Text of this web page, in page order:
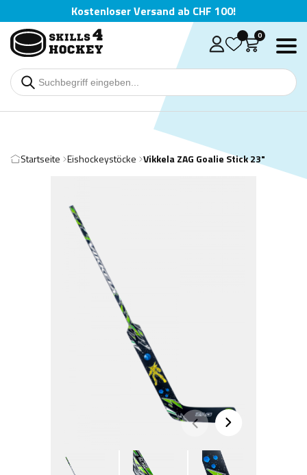
Kostenloser Versand ab CHF 100!
0
Startseite Eishockeystöcke Vikkela ZAG Goalie Stick 23"